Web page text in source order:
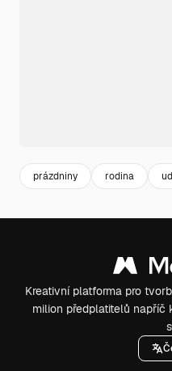
prázdniny rodina
Kreativní platforma pro
milion předplatitelů napříč